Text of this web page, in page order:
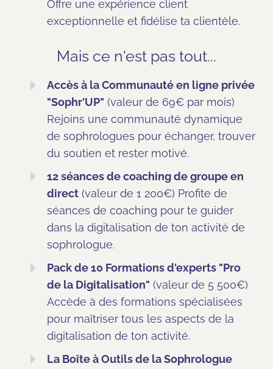
Offre une expérience client
exceptionnelle et fidélise ta clientèle.
Mais ce n'est pas tout...
Accès à la Communauté en ligne privée
"Sophr'UP" (valeur de 69€ par mois)
Rejoins une communauté dynamique
de sophrologues pour échanger, trouver
du soutien et rester motivé.
12 séances de coaching de groupe en
direct(valeur de 1 200€) Profite de
séances de coaching pour te guider
dans la digitalisation de ton activité de
sophrologue.
Pack de 10 Formations d'experts "Pro
de la Digitalisation" (valeur de 5 500€)
Accède à des formations spécialisées
pour maîtriser tous les aspects de la
digitalisation de ton activité.
La Boîte à Outils de la Sophrologue